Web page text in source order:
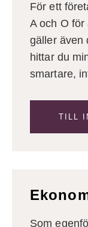
För ett
A och O
gäller även
hittar du
smartare,
TILL
Som